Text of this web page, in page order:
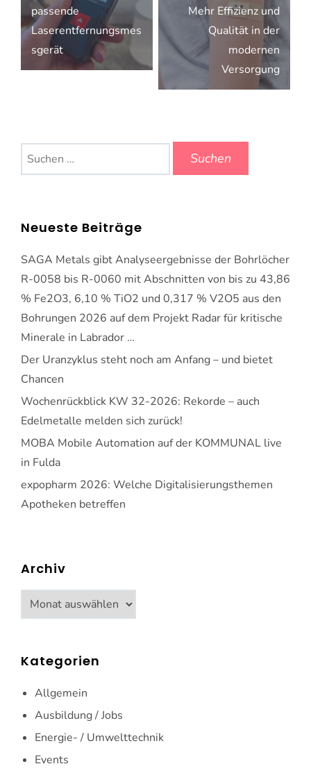
passende
Laserentfernungsmes
sgerät
Mehr Effizienz und
Qualität in der
modernen
Versorgung
Suchen
nach:
Neueste Beiträge
SAGA Metals gibt Analyseergebnisse der Bohrlöcher
R-0058 bis R-0060 mit Abschnitten von bis zu 43,86
% Fe2O3, 6,10 % TiO2 und 0,317 % V2O5 aus den
Bohrungen 2026 auf dem Projekt Radar für kritische
Minerale in Labrador …
Der Uranzyklus steht noch am Anfang – und bietet
Chancen
Wochenrückblick KW 32-2026: Rekorde – auch
Edelmetalle melden sich zurück!
MOBA Mobile Automation auf der KOMMUNAL live
in Fulda
expopharm 2026: Welche Digitalisierungsthemen
Apotheken betreffen
Archiv
Archiv
Kategorien
Allgemein
Ausbildung / Jobs
Energie- / Umwelttechnik
Events